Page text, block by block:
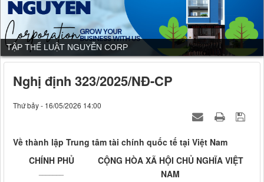
DỊCH VỤ CỦA LUẬT NGUYỄN CORP
Nghị định 323/2025/NĐ-CP
Thứ bảy - 16/05/2026 14:00
Về thành lập Trung tâm tài chính quốc tế tại Việt Nam
CHÍNH PHỦ
CỘNG HÒA XÃ HỘI CHỦ NGHĨA VIỆT
NAM